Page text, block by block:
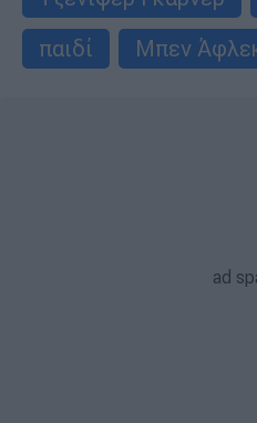
παιδί
Μπεν